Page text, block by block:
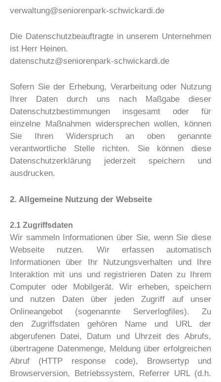
verwaltung@seniorenpark-schwickardi.de
Die Datenschutzbeauftragte in unserem Unternehmen
ist Herr Heinen.
datenschutz@seniorenpark-schwickardi.de
Sofern Sie der Erhebung, Verarbeitung oder Nutzung
Ihrer Daten durch uns nach Maßgabe dieser
Datenschutzbestimmungen insgesamt oder für
einzelne Maßnahmen widersprechen wollen, können
Sie Ihren Widerspruch an oben genannte
verantwortliche Stelle richten. Sie können diese
Datenschutzerklärung jederzeit speichern und
ausdrucken.
2. Allgemeine Nutzung der Webseite
2.1 Zugriffsdaten
Wir sammeln Informationen über Sie, wenn Sie diese
Webseite nutzen. Wir erfassen automatisch
Informationen über Ihr Nutzungsverhalten und Ihre
Interaktion mit uns und registrieren Daten zu Ihrem
Computer oder Mobilgerät. Wir erheben, speichern
und nutzen Daten über jeden Zugriff auf unser
Onlineangebot (sogenannte Serverlogfiles). Zu
den Zugriffsdaten gehören Name und URL der
abgerufenen Datei, Datum und Uhrzeit des Abrufs,
übertragene Datenmenge, Meldung über erfolgreichen
Abruf (HTTP response code), Browsertyp und
Browserversion, Betriebssystem, Referrer URL (d.h.